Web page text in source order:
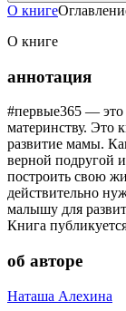
О книге
О книге
аннотация
#первые365 — это
материнству. Это
развитие мамы.
верной подругой
построить свою
действительно
малышу для
Книга
об авторе
Наташа Алехина